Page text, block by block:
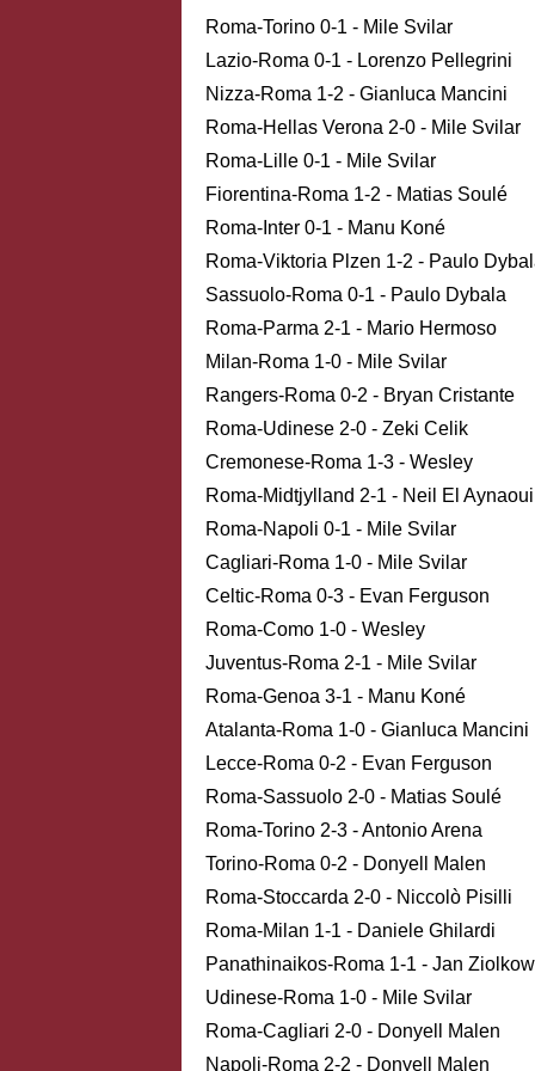
Roma-Torino 0-1 - Mile Svilar
Lazio-Roma 0-1 - Lorenzo Pellegrini
Nizza-Roma 1-2 - Gianluca Mancini
Roma-Hellas Verona 2-0 - Mile Svilar
Roma-Lille 0-1 - Mile Svilar
Fiorentina-Roma 1-2 - Matias Soulé
Roma-Inter 0-1 - Manu Koné
Roma-Viktoria Plzen 1-2 - Paulo
Sassuolo-Roma 0-1 - Paulo Dybala
Roma-Parma 2-1 - Mario Hermoso
Milan-Roma 1-0 - Mile Svilar
Rangers-Roma 0-2 - Bryan Cristante
Roma-Udinese 2-0 - Zeki Celik
Cremonese-Roma 1-3 - Wesley
Roma-Midtjylland 2-1 - Neil El Aynaoui
Roma-Napoli 0-1 - Mile Svilar
Cagliari-Roma 1-0 - Mile Svilar
Celtic-Roma 0-3 - Evan Ferguson
Roma-Como 1-0 - Wesley
Juventus-Roma 2-1 - Mile Svilar
Roma-Genoa 3-1 - Manu Koné
Atalanta-Roma 1-0 - Gianluca Mancini
Lecce-Roma 0-2 - Evan Ferguson
Roma-Sassuolo 2-0 - Matias Soulé
Roma-Torino 2-3 - Antonio Arena
Torino-Roma 0-2 - Donyell Malen
Roma-Stoccarda 2-0 - Niccolò Pisilli
Roma-Milan 1-1 - Daniele Ghilardi
Panathinaikos-Roma 1-1 - Jan
Udinese-Roma 1-0 - Mile Svilar
Roma-Cagliari 2-0 - Donyell Malen
Napoli-Roma 2-2 - Donyell Malen